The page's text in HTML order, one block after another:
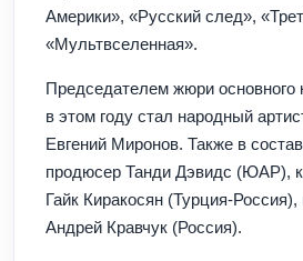
Америки», «Русский след»,
«Мультвселенная».
Председателем жюри
в этом году стал народный
Евгений Миронов. Также в
продюсер Танди Дэвидс (ЮАР),
Гайк Киракосян (Турция-
Андрей Кравчук (Россия).